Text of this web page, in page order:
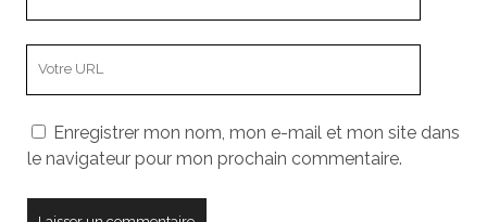
mail
votre
site
Enregistrer mon nom, mon e-mail et mon site dans
le navigateur pour mon prochain commentaire.